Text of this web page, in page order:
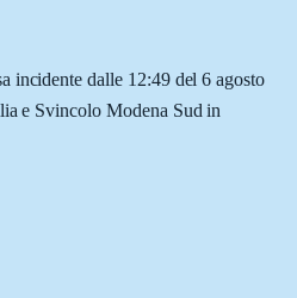
incidente dalle 12:49 del 6 agosto
e Svincolo Modena Sud in